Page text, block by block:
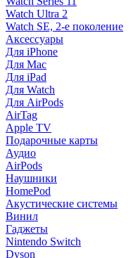
Watch Ultra 2
Watch SE, 2-е поколение
Аксессуары
Для iPhone
Для Mac
Для iPad
Для Watch
Для AirPods
AirTag
Apple TV
Подарочные карты
Аудио
AirPods
Наушники
HomePod
Акустические системы
Винил
Гаджеты
Nintendo Switch
Dyson